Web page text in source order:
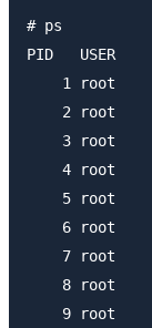
# ps
PID   USER
1 root
2 root
3 root
4 root
5 root
6 root
7 root
8 root
9 root